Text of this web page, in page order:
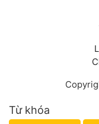
Từ khóa